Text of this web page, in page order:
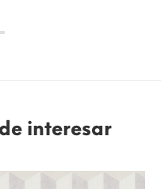
interesar